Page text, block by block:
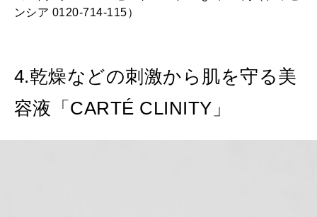
ンシア 0120-714-115）
4.乾燥などの刺激から肌を守る美
容液「CARTÉ CLINITY」